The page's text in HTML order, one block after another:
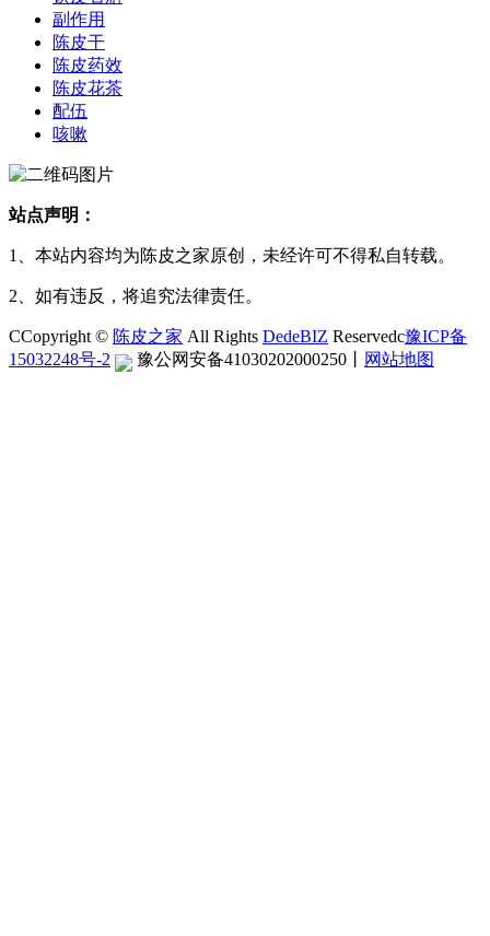
副作用
陈皮干
陈皮药效
陈皮花茶
配伍
咳嗽
站点声明：
1、本站内容均为陈皮之家原创，未经许可不得私自转载。
2、如有违反，将追究法律责任。
CCopyright © 陈皮之家 All Rights DedeBIZ Reservedc豫ICP备
15032248号-2
豫公网安备41030202000250 网站地图